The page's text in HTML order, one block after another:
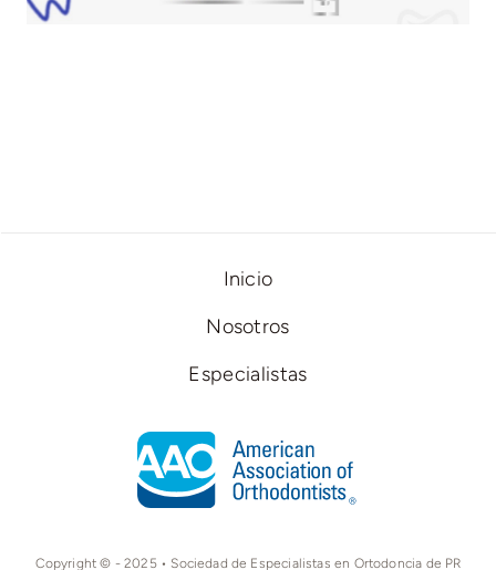
Inicio
Nosotros
Especialistas
Copyright © - 2025 • Sociedad de Especialistas en Ortodoncia de PR